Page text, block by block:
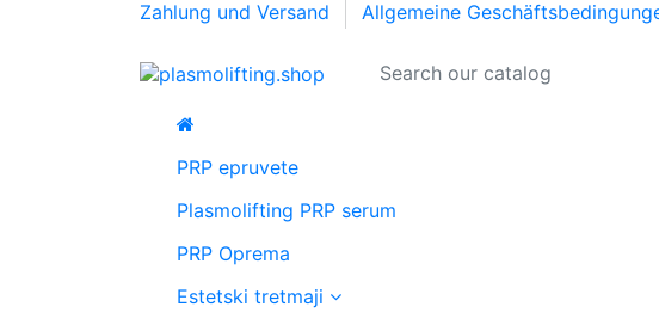
Zahlung und Versand Allgemeine
PRP epruvete
Plasmolifting PRP serum
PRP Oprema
Estetski tretmaji